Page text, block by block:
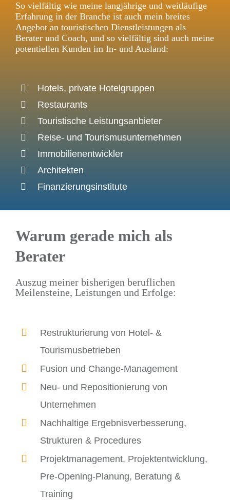
So vielfältig wie meine langjährige und weitläufige
Erfahrung in der Branche ist auch mein breites
Angebot an touristischen Dienstleistungen als
Berater und Coach, und so vielfältig sind auch meine
potentiellen Kunden im In- und Ausland:
Hotels, private Hotelgruppen
Restaurants
Touristische Leistungsanbieter
Reise- und Tourismusunternehmen
Immobilienentwickler
Architekten
Finanzierungsinstitute
Warum gerade mich als
Berater
Auszug meiner bisherigen beruflichen
Meilensteine, Leistungen und Erfolge:
Restrukturierung von Hotel- &
Tourismusbetrieben
Fusion und Change-Management
Neu- und Repositionierung von
Unternehmen
Nachhaltige Ergebnisverbesserung,
Strukturen & Procedures
Projektmanagement, Projektentwicklung,
Pre-Opening-Planung, Beratung &
Training